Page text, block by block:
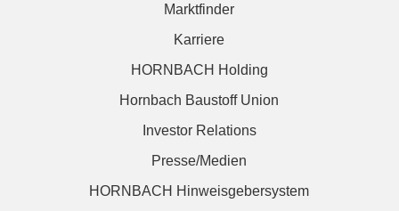
Marktfinder
Karriere
HORNBACH Holding
Hornbach Baustoff Union
Investor Relations
Presse/Medien
HORNBACH Hinweisgebersystem